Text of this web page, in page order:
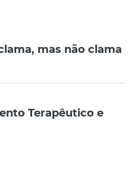
mas não clama
Terapêutico e